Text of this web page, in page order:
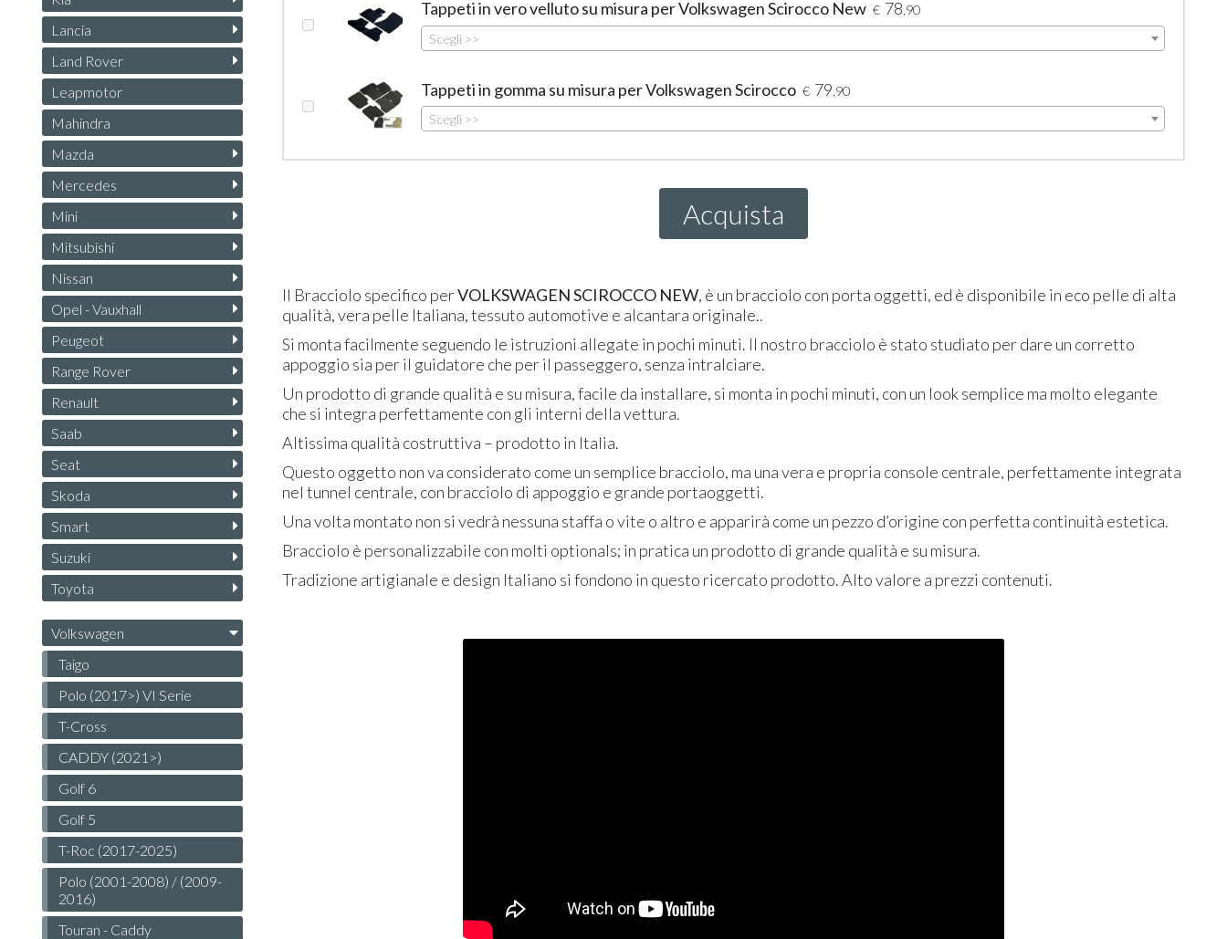
Tappeti in vero velluto su misura per Volkswagen Scirocco New € 78 ,90
Scegli >>
Tappeti in gomma su misura per Volkswagen Scirocco € 79 ,90
Scegli >>
Acquista
Il Bracciolo specifico perVOLKSWAGENSCIROCCO NEW, è un bracciolo con porta oggetti, ed è disponibile in eco pelle di alta
qualità, vera pelle Italiana, tessuto automotive e alcantara originale..
Si monta facilmente seguendo le istruzioni allegate in pochi minuti. Il nostro bracciolo è stato studiato per dare un corretto
appoggio sia per il guidatore che per il passeggero, senza intralciare.
Un prodotto di grande qualità e su misura, facile da installare, si monta in pochi minuti, con un look semplice ma molto elegante
che si integra perfettamente con gli interni della vettura.
Altissima qualità costruttiva – prodotto in Italia.
Questo oggetto non va considerato come un semplice bracciolo, ma una vera e propria console centrale, perfettamente integrata
nel tunnel centrale, con bracciolo di appoggio e grande portaoggetti.
Una volta montato non si vedrà nessuna staffa o vite o altro e apparirà come un pezzo d’origine con perfetta continuità estetica.
Bracciolo è personalizzabile con molti optionals; in pratica un prodotto di grande qualità e su misura.
Tradizione artigianale e design Italiano si fondono in questo ricercato prodotto. Alto valore a prezzi contenuti.
Lancia
Land Rover
Leapmotor
Mahindra
Mazda
Mercedes
Mini
Mitsubishi
Nissan
Opel - Vauxhall
Peugeot
Range Rover
Renault
Saab
Seat
Skoda
Smart
Suzuki
Toyota
Volkswagen
Taigo
Polo (2017>) VI Serie
T-Cross
CADDY (2021>)
Golf 6
Golf 5
T-Roc (2017-2025)
Polo (2001-2008) / (2009-
2016)
Touran - Caddy